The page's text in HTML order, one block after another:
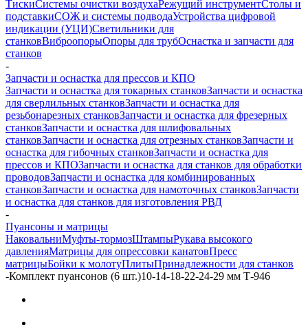
ТискиСистемы очистки воздухаРежущий инструментСтолы и
подставкиСОЖ и системы подводаУстройства цифровой
индикации (УЦИ)Светильники для
станковВиброопорыОпоры для трубОснастка и запчасти для
станков
-
Запчасти и оснастка для прессов и КПО
Запчасти и оснастка для токарных станковЗапчасти и оснастка
для сверлильных станковЗапчасти и оснастка для
резьбонарезных станковЗапчасти и оснастка для фрезерных
станковЗапчасти и оснастка для шлифовальных
станковЗапчасти и оснастка для отрезных станковЗапчасти и
оснастка для гибочных станковЗапчасти и оснастка для
прессов и КПОЗапчасти и оснастка для станков для обработки
проводовЗапчасти и оснастка для комбинированных
станковЗапчасти и оснастка для намоточных станковЗапчасти
и оснастка для станков для изготовления РВД
-
Пуансоны и матрицы
НаковальниМуфты-тормозШтампыРукава высокого
давленияМатрицы для опрессовки канатовПресс
матрицыБойки к молотуПлитыПринадлежности для станков
-Комплект пуансонов (6 шт.)10-14-18-22-24-29 мм Т-946